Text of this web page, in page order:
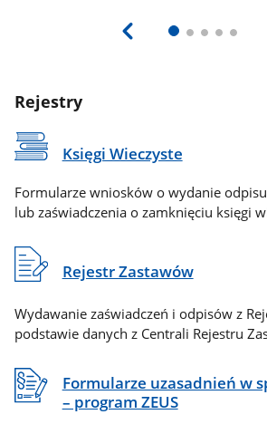
Rejestry
Księgi Wieczyste
Formularze wniosków o wydanie
lub zaświadczenia o zamknięciu księgi
Rejestr Zastawów
Wydawanie zaświadczeń i odpisów z
podstawie danych z Centrali Rejestru
Formularze uzasadnień w
– program ZEUS